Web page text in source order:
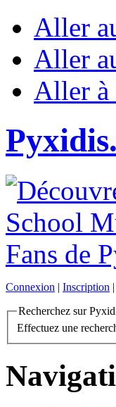
Aller
Aller
Aller à
Connexion | Inscription |
Recherchez sur
Effectuez une